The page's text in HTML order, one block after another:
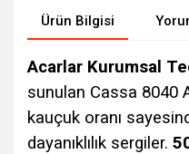
Ürün Bilgisi
Acarlar Kurumsal
sunulan Cassa 8040
kauçuk oranı
dayanıklılık sergiler.